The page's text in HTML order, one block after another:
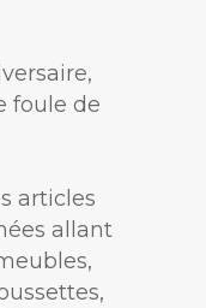
foule de
articles
allant